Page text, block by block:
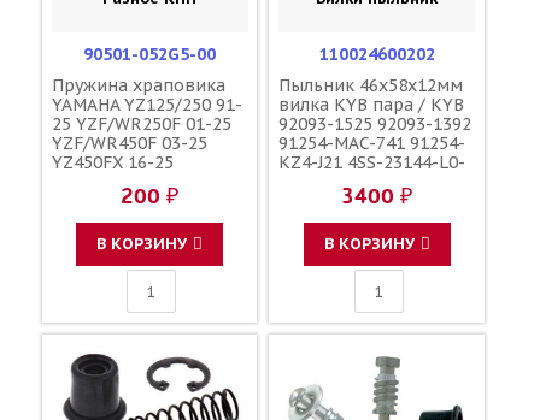
90501-052G5-00
Пружина храповика
YAMAHA YZ125/250 91-
25 YZF/WR250F 01-25
YZF/WR450F 03-25
YZ450FX 16-25
200 ₽
В КОРЗИНУ
110024600202
Пыльник 46x58x12мм
вилка KYB пара / KYB
92093-1525 92093-1392
91254-MAC-741 91254-
KZ4-J21 4SS-23144-L0-
3400 ₽
В КОРЗИНУ